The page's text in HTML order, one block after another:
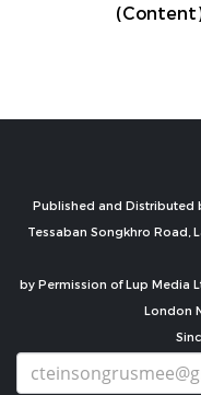
Published and Distributed
Tessaban Songkhro Road,
by Permission of Lup Media
London